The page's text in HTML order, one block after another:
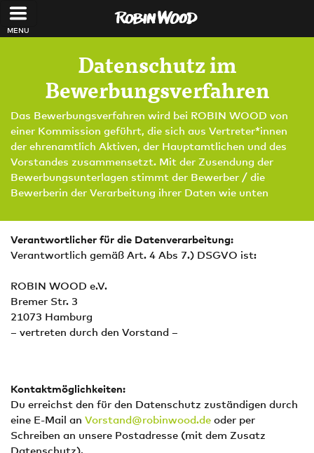
Direkt zum Inhalt
Datenschutz im
Bewerbungsverfahren
Das Bewerbungsverfahren wird bei ROBIN WOOD von
einer Kommission geführt, die sich aus Vertreter*innen
der ehrenamtlich Aktiven, der Hauptamtlichen und des
Vorstandes zusammensetzt. Mit der Zusendung der
Bewerbungsunterlagen stimmt der Bewerber / die
Bewerberin der Verarbeitung ihrer Daten wie unten
Verantwortlicher für die Datenverarbeitung:
Verantwortlich gemäß Art. 4 Abs 7.) DSGVO ist:
ROBIN WOOD e.V.
Bremer Str. 3
21073 Hamburg
– vertreten durch den Vorstand –
Kontaktmöglichkeiten:
Du erreichst den für den Datenschutz zuständigen durch
eine E-Mail an Vorstand@robinwood.de oder per
Schreiben an unsere Postadresse (mit dem Zusatz